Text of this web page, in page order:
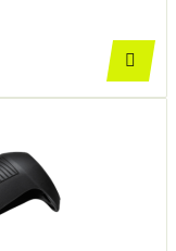
